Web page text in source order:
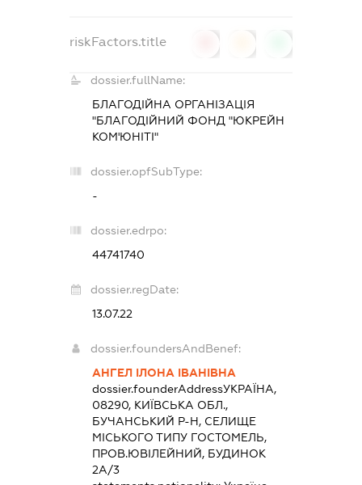
riskFactors.title
dossier.fullName:
БЛАГОДІЙНА ОРГАНІЗАЦІЯ
"БЛАГОДІЙНИЙ ФОНД "ЮКРЕЙН
КОМ'ЮНІТІ"
dossier.opfSubType:
-
dossier.edrpo:
44741740
dossier.regDate:
13.07.22
dossier.foundersAndBenef:
АНГЕЛ ІЛОНА ІВАНІВНА
dossier.founderAddressУКРАЇНА,
08290, КИЇВСЬКА ОБЛ.,
БУЧАНСЬКИЙ Р-Н, СЕЛИЩЕ
МІСЬКОГО ТИПУ ГОСТОМЕЛЬ,
ПРОВ.ЮВІЛЕЙНИЙ, БУДИНОК
2А/3